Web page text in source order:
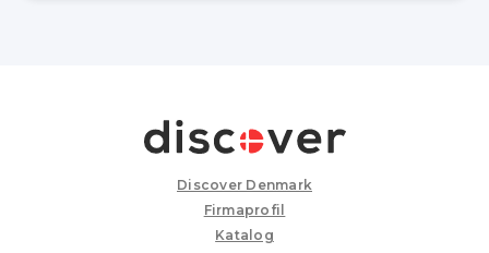
Discover Denmark
Firmaprofil
Katalog